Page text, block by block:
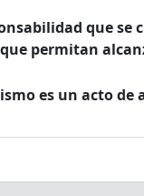
que
permitan
es un acto